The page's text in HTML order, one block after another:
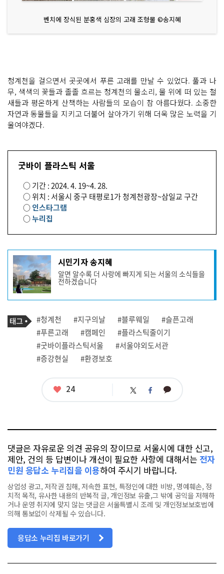
벤치에 장식된 분홍색 심장의 고래 조형물 ©송지혜
청계천을 걸으면서 곳곳에서 푸른 고래를 만날 수 있었다. 풀과 나
무, 색색의 꽃들과 졸졸 흐르는 청계천의 물소리, 물 위에 떠 있는 철
새들과 평온하게 산책하는 사람들의 모습이 참 아름다웠다. 소중한
자연과 동물들을 지키고 더불어 살아가기 위해 더욱 많은 노력을 기
울여야겠다.
굿바이 플라스틱 서울
○ 기간 : 2024. 4. 19~4. 28.
○ 위치 : 서울시 중구 태평로1가 청계천광장~삼일교 구간
○인스타그램
○누리집
기
사
작
성
자
프
필
시민기자 송지혜
알면 알수록 더 사랑에 빠지게 되는 서울의 소식들을
전하겠습니다
기
사
관
련
태
그
태
그
#청계천 #지구의날 #블루웨일
#슬픈고래
#푸른고래
#캠페인
#플라스틱줄이기
#굿바이플라스틱서울
#서울야외도서관
#증강현실
#환경보호
좋
24 트 페 카
댓글은 자유로운 의견 공유의 장이므로 서울시에 대한 신고,
제안, 건의 등 답변이나 개선이 필요한 사항에 대해서는 전자
민원 응답소 누리집을 이용하여 주시기 바랍니다.
상업성 광고, 저작권 침해, 저속한 표현, 특정인에 대한 비방, 명예훼손, 정
치적 목적, 유사한 내용의 반복적 글, 개인정보 유출,그 밖에 공익을 저해하
거나 운영 취지에 맞지 않는 댓글은 서울특별시 조례 및 개인정보보호법에
의해 통보없이 삭제될 수 있습니다.
응답소 누리집 바로가기